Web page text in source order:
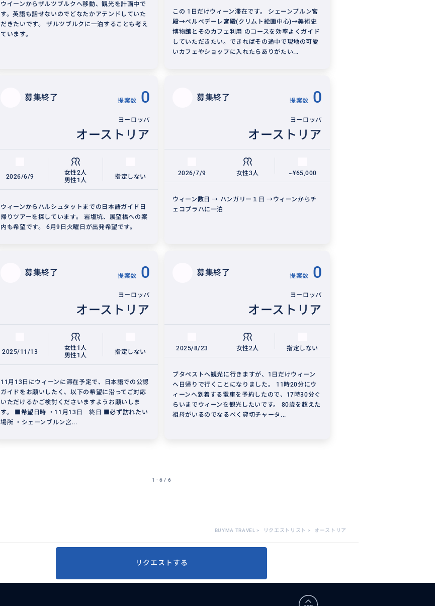
ウイーンからザルツブルクへ移動、観光を計画中で
す。英語も話せないのでどなたかアテンドしていた
だきたいです。 ザルツブルクに一泊することも考え
ています。
この 1日だけウィーン滞在です。 シェーンブルン宮
殿→ベルベデーレ宮殿(クリムト絵画中心)→美術史
博物館とそのカフェ利用 のコースを効率よくガイド
していただきたい。できればその途中で現地の可愛
いカフェやショップに入れたらありがたい...
募集終了 提案数 0
ヨーロッパ
オーストリア
2026/6/9
女性2人
男性1人
指定しない
ウィーンからハルシュタットまでの日本語ガイド日
帰りツアーを探しています。 岩塩坑、展望橋への案
内も希望です。 6月9日火曜日が出発希望です。
募集終了 提案数 0
ヨーロッパ
オーストリア
2026/7/9 女性3人 ~¥65,000
ウィーン数日 → ハンガリー１日 →ウィーンからチ
ェコプラハに一泊
募集終了 提案数 0
ヨーロッパ
オーストリア
2025/11/13
女性1人
男性1人
指定しない
11月13日にウィーンに滞在予定で、日本語での公認
ガイドをお願いしたく、以下の希望に沿ってご対応
いただけるかご検討くださいますようお願いしま
す。 ■希望日時 ・11月13日 終日 ■必ず訪れたい
場所 ・シェーンブルン宮...
募集終了 提案数 0
ヨーロッパ
オーストリア
2025/8/23 女性2人 指定しない
ブタペストへ観光に行きますが、1日だけウィーン
へ日帰りで行くことになりました。 11時20分にウ
ィーンへ到着する電車を予約したので、17時30分ぐ
らいまでウィーンを観光したいです。 80歳を超えた
祖母がいるのでなるべく貸切チャータ...
1 - 6 / 6
BUYMA TRAVEL > リクエストリスト > オーストリア
リクエストする